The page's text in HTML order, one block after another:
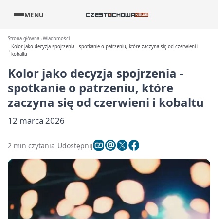
MENU
Strona główna Wiadomości
Kolor jako decyzja spojrzenia - spotkanie o patrzeniu, które zaczyna się od czerwieni i
kobaltu
Kolor jako decyzja spojrzenia -
spotkanie o patrzeniu, które
zaczyna się od czerwieni i kobaltu
12 marca 2026
2 min czytania Udostępnij